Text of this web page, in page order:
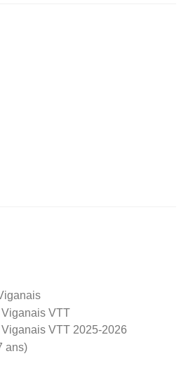
VTT
VTT 2025-2026
ans)